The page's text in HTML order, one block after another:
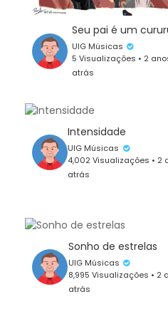
Seu pai é um
UIG Músicas
5 Visualizações • 2
atrás
Intensidade
UIG Músicas
4,002 Visualizações • 2
atrás
Sonho de estrelas
UIG Músicas
8,995 Visualizações • 2
atrás